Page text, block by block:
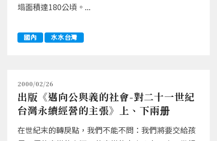
塌面積達180公頃。...
國內 水水台灣
2000/02/26
出版《邁向公與義的社會-對二十一世紀
台灣永續經營的主張》上、下兩册
在世紀末的轉戾點，我們不能不問：我們將要交給孩